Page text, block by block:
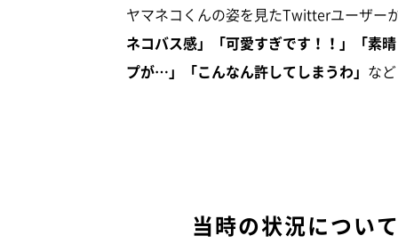
ヤマネコくんの姿を見たTwitterユーザー
ネコバス感」「可愛すぎです！！」「素
プが…」「こんなん許してしまうわ」 な
当時の状況につい